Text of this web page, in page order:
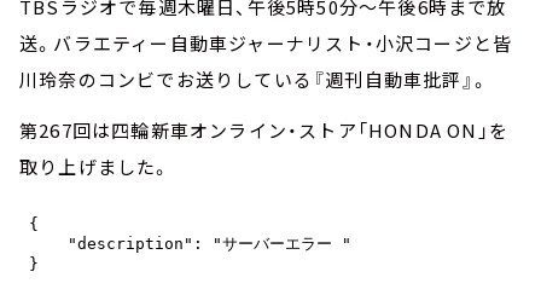
TBSラジオで毎週木曜日、午後5時50分～午後6時まで放
送。バラエティー自動車ジャーナリスト・小沢コージと皆
川玲奈のコンビでお送りしている『週刊自動車批評』。
第267回は四輪新車オンライン・ストア「HONDA ON」を
取り上げました。